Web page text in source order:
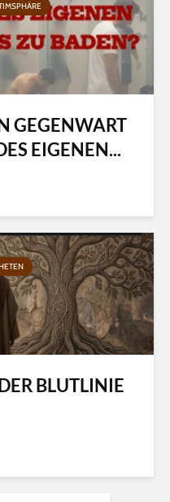
GEGENWART
EIGENEN...
BLUTLINIE